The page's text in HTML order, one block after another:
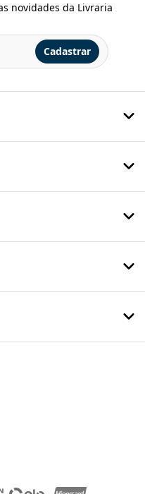
novidades da Livraria
Cadastrar